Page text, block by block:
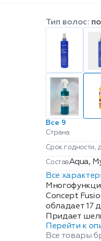
Тип волос:
Все 9
Страна
Срок годности,
СоставAqua,
Glycol,
Linum
Все
Concept
обладает 17
Придает
пушистость,
Перейти к
Все товары